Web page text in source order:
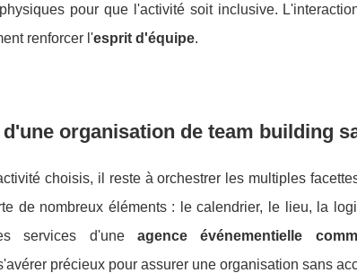
pour que l'activité soit inclusive.
renforcer l'esprit d'équipe.
organisation de team building
choisis, il reste à orchestrer les multiples
de nombreux éléments : le calendrier, le lieu, la
services d'une agence événementielle
précieux pour assurer une organisation sans